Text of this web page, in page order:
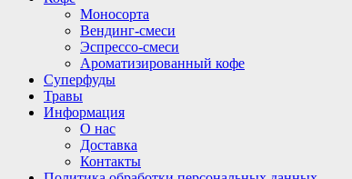
Моносорта
Вендинг-смеси
Эспрессо-смеси
Ароматизированный кофе
Суперфуды
Травы
Информация
О нас
Доставка
Контакты